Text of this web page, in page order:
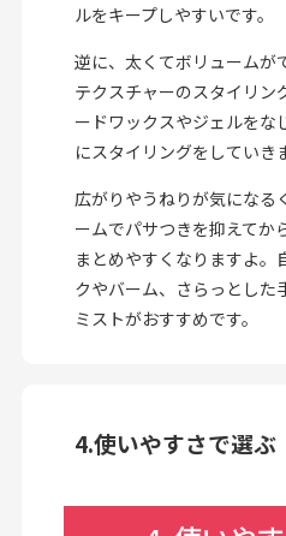
ルをキープしやすいです。
逆に、太くてボリュームが
テクスチャーのスタイリン
ードワックスやジェルをな
にスタイリングをしていき
広がりやうねりが気になる
ームでパサつきを抑えてか
まとめやすくなりますよ。
クやバーム、さらっとした
ミストがおすすめです。
4.使いやすさで選ぶ